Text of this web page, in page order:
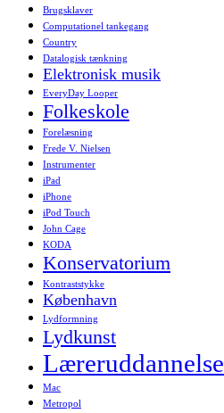
Brugsklaver
Computationel tankegang
Country
Datalogisk tænkning
Elektronisk musik
EveryDay Looper
Folkeskole
Forelæsning
Frede V. Nielsen
Instrumenter
iPad
iPhone
iPod Touch
John Cage
KODA
Konservatorium
Kontraststykke
København
Lydformning
Lydkunst
Læreruddannelse
Mac
Metropol